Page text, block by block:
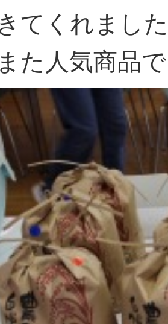
てくれまし
た人気商品